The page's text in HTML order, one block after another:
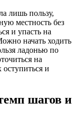
лишь пользу,
местность без
и упасть на
начать ходить
ладонью по
на
оступиться и
шагов и